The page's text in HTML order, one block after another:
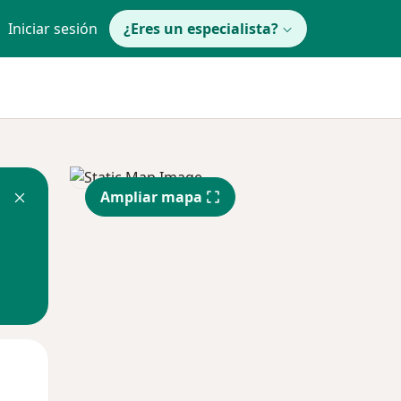
Iniciar sesión ¿Eres un especialista?
Ampliar mapa